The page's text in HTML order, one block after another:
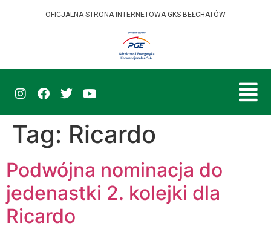
OFICJALNA STRONA INTERNETOWA GKS BEŁCHATÓW
Tag: Ricardo
Podwójna nominacja do
jedenastki 2. kolejki dla
Ricardo